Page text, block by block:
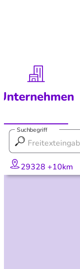
Suchbegriff
29328 +10km